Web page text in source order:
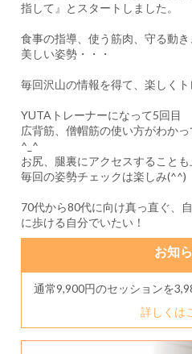
指して』とスタートしました。
食事の指導、使う筋肉、守る動
美しい姿勢・・・
毎回沢山の情報を得て、楽しくト
YUTAトレーナーになって5回目
広背筋、僧帽筋の使い方がわか
^_^
お尻、腿裏にアクセスすることも
毎回の姿勢チェックは楽しみ(^^)
70代から80代に向け真っ直ぐ、
に歩ける自分でいたい！
お知
通常9,900円のセッションを
詳しくは